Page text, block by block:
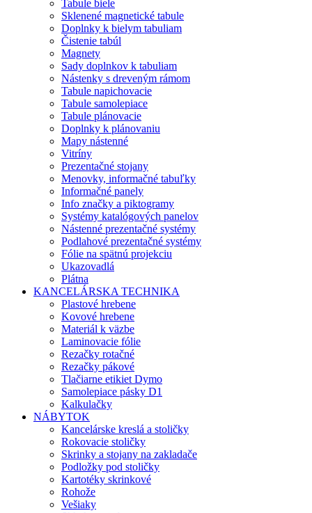
Tabule biele
Sklenené magnetické tabule
Doplnky k bielym tabuliam
Čistenie tabúl
Magnety
Sady doplnkov k tabuliam
Nástenky s dreveným rámom
Tabule napichovacie
Tabule samolepiace
Tabule plánovacie
Doplnky k plánovaniu
Mapy nástenné
Vitríny
Prezentačné stojany
Menovky, informačné tabuľky
Informačné panely
Info značky a piktogramy
Systémy katalógových panelov
Nástenné prezentačné systémy
Podlahové prezentačné systémy
Fólie na spätnú projekciu
Ukazovadlá
Plátna
KANCELÁRSKA TECHNIKA
Plastové hrebene
Kovové hrebene
Materiál k väzbe
Laminovacie fólie
Rezačky rotačné
Rezačky pákové
Tlačiarne etikiet Dymo
Samolepiace pásky D1
Kalkulačky
NÁBYTOK
Kancelárske kreslá a stoličky
Rokovacie stoličky
Skrinky a stojany na zakladače
Podložky pod stoličky
Kartotéky skrinkové
Rohože
Vešiaky